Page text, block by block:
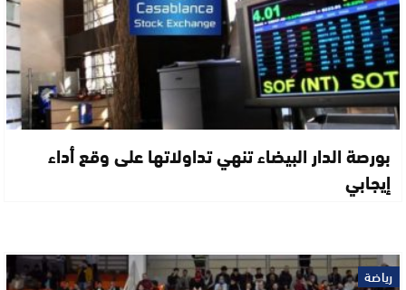
بورصة الدار البيضاء تنهي تداولاتها على وقع أداء
إيجابي
رياضة